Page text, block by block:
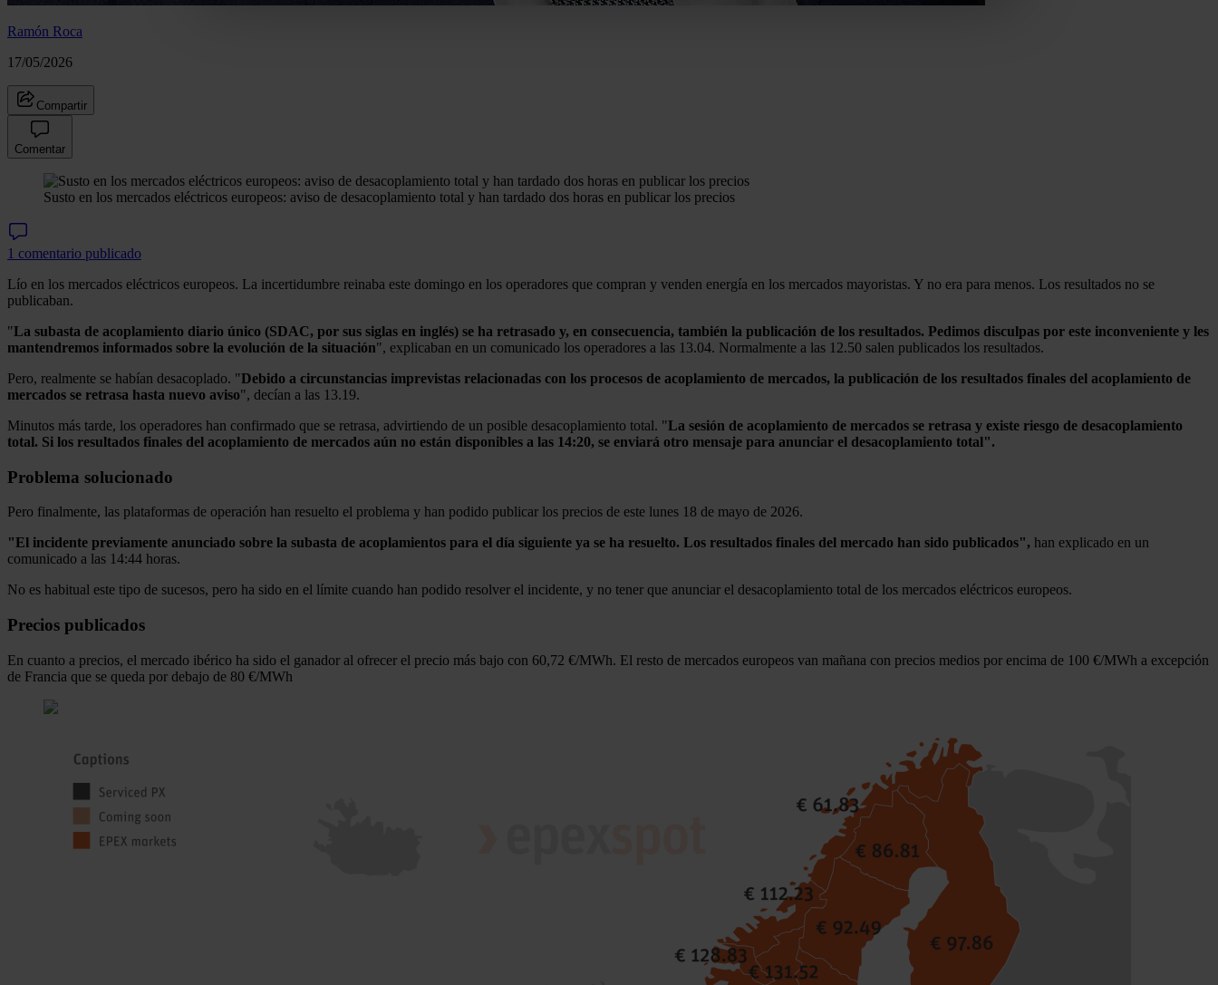
Las cookies de este sitio web se usan para personalizar el contenido y los anuncios, ofrecer funciones de redes sociales
Ramón Roca
17/05/2026
Compartir
Comentar
Susto en los mercados eléctricos europeos: aviso de desacoplamiento total y han tardado dos horas en publicar los precios
1 comentario publicado
Lío en los mercados eléctricos europeos. La incertidumbre reinaba este domingo en los operadores que compran y venden energía en los mercados mayoristas. Y no era para menos. Los resultados no se
publicaban.
"La subasta de acoplamiento diario único (SDAC, por sus siglas en inglés) se ha retrasado y, en consecuencia, también la publicación de los resultados. Pedimos disculpas por este inconveniente y les
mantendremos informados sobre la evolución de la situación", explicaban en un comunicado los operadores a las 13.04. Normalmente a las 12.50 salen publicados los resultados.
Pero, realmente se habían desacoplado. "Debido a circunstancias imprevistas relacionadas con los procesos de acoplamiento de mercados, la publicación de los resultados finales del acoplamiento de
mercados se retrasa hasta nuevo aviso", decían a las 13.19.
Minutos más tarde, los operadores han confirmado que se retrasa, advirtiendo de un posible desacoplamiento total. "La sesión de acoplamiento de mercados se retrasa y existe riesgo de desacoplamiento
total. Si los resultados finales del acoplamiento de mercados aún no están disponibles a las 14:20, se enviará otro mensaje para anunciar el desacoplamiento total".
Problema solucionado
Pero finalmente, las plataformas de operación han resuelto el problema y han podido publicar los precios de este lunes 18 de mayo de 2026.
"El incidente previamente anunciado sobre la subasta de acoplamientos para el día siguiente ya se ha resuelto. Los resultados finales del mercado han sido publicados", han explicado en un
comunicado a las 14:44 horas.
No es habitual este tipo de sucesos, pero ha sido en el límite cuando han podido resolver el incidente, y no tener que anunciar el desacoplamiento total de los mercados eléctricos europeos.
Precios publicados
En cuanto a precios, el mercado ibérico ha sido el ganador al ofrecer el precio más bajo con 60,72 €/MWh. El resto de mercados europeos van mañana con precios medios por encima de 100 €/MWh a excepción
de Francia que se queda por debajo de 80 €/MWh